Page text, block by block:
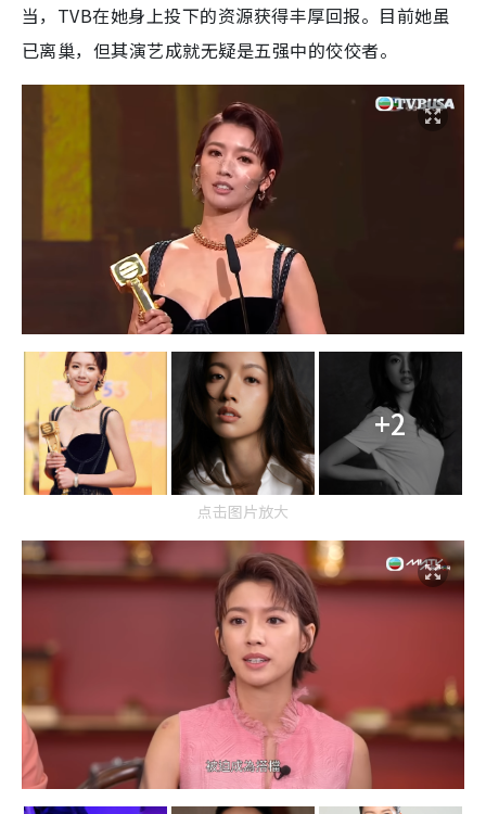
当，TVB在她身上投下的资源获得丰厚回报。目前她虽
已离巢，但其演艺成就无疑是五强中的佼佼者。
+2
点击图片放大